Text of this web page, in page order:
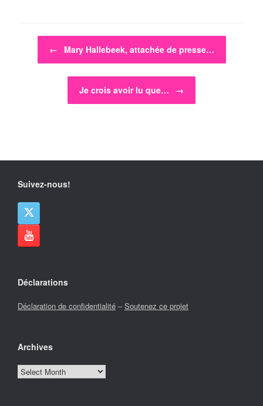
Post navigation
← Mary Hallebeek, attachée de presse…
Je crois avoir lu que… →
Suivez-nous!
Déclarations
Déclaration de confidentialité –Soutenez ce projet
Archives
Archives